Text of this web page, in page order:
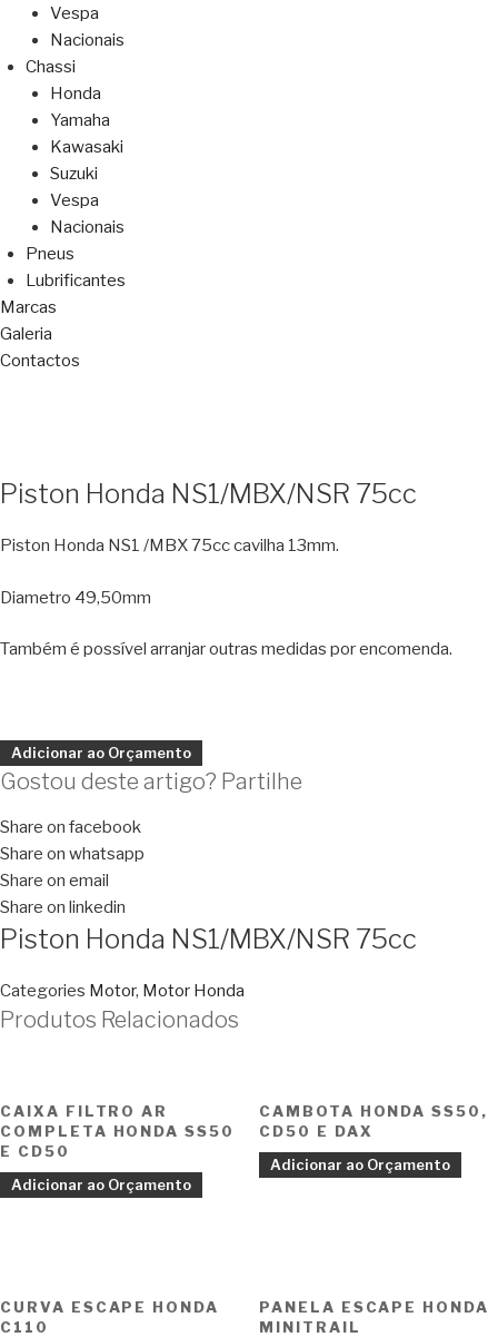
Vespa
Nacionais
Chassi
Honda
Yamaha
Kawasaki
Suzuki
Vespa
Nacionais
Pneus
Lubrificantes
Marcas
Galeria
Contactos
Piston Honda NS1/MBX/NSR 75cc
Piston Honda NS1 /MBX 75cc cavilha 13mm.
Diametro 49,50mm
Também é possível arranjar outras medidas por encomenda.
Adicionar ao Orçamento
Gostou deste artigo? Partilhe
Share on facebook
Share on whatsapp
Share on email
Share on linkedin
Piston Honda NS1/MBX/NSR 75cc
Categories Motor, Motor Honda
Produtos Relacionados
CAIXA FILTRO AR
COMPLETA HONDA SS50
E CD50
Adicionar ao Orçamento
CAMBOTA HONDA SS50,
CD50 E DAX
Adicionar ao Orçamento
CURVA ESCAPE HONDA
C110
PANELA ESCAPE HONDA
MINITRAIL